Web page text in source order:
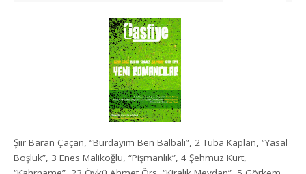
Şiir Baran Çaçan, “Burdayım Ben Balbalı”, 2 Tuba Kaplan, “Yasal
Boşluk”, 3 Enes Malikoğlu, “Pişmanlık”, 4 Şehmuz Kurt,